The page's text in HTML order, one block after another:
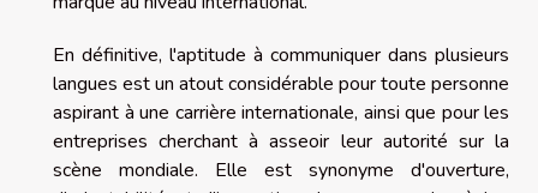
En définitive, l'aptitude à communiquer dans plusieurs
langues est un atout considérable pour toute personne
aspirant à une carrière internationale, ainsi que pour les
entreprises cherchant à asseoir leur autorité sur la
scène mondiale. Elle est synonyme d'ouverture,